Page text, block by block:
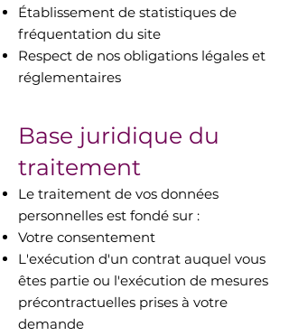
Établissement de statistiques de
fréquentation du site
Respect de nos obligations légales et
réglementaires
Base juridique du
traitement
Le traitement de vos données
personnelles est fondé sur :
Votre consentement
L'exécution d'un contrat auquel vous
êtes partie ou l'exécution de mesures
précontractuelles prises à votre
demande